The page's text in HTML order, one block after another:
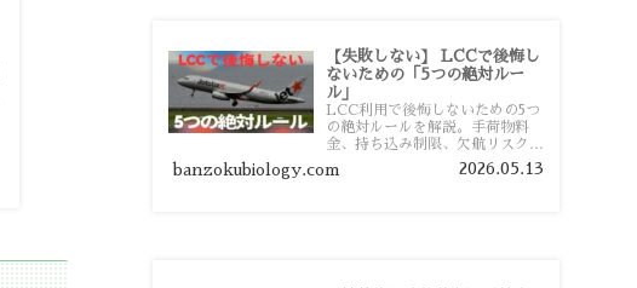
【失敗しない】 LCCで後悔し
ないための「5つの絶対ルー
ル」
LCC利用で後悔しないための5つ
の絶対ルールを解説。手荷物料
金、持ち込み制限、欠航リスク、
時間厳守など、格安航空会社を利
用する前に知っておきたい注意点
banzokubiology.com 2026.05.13